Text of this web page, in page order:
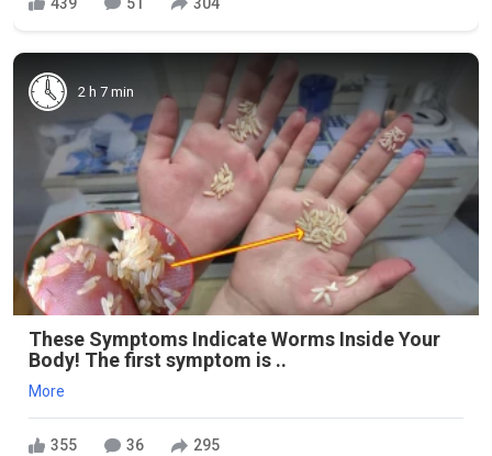
2 h 7 min
These Symptoms Indicate Worms Inside Your
Body! The first symptom is ..
More
355 36 295